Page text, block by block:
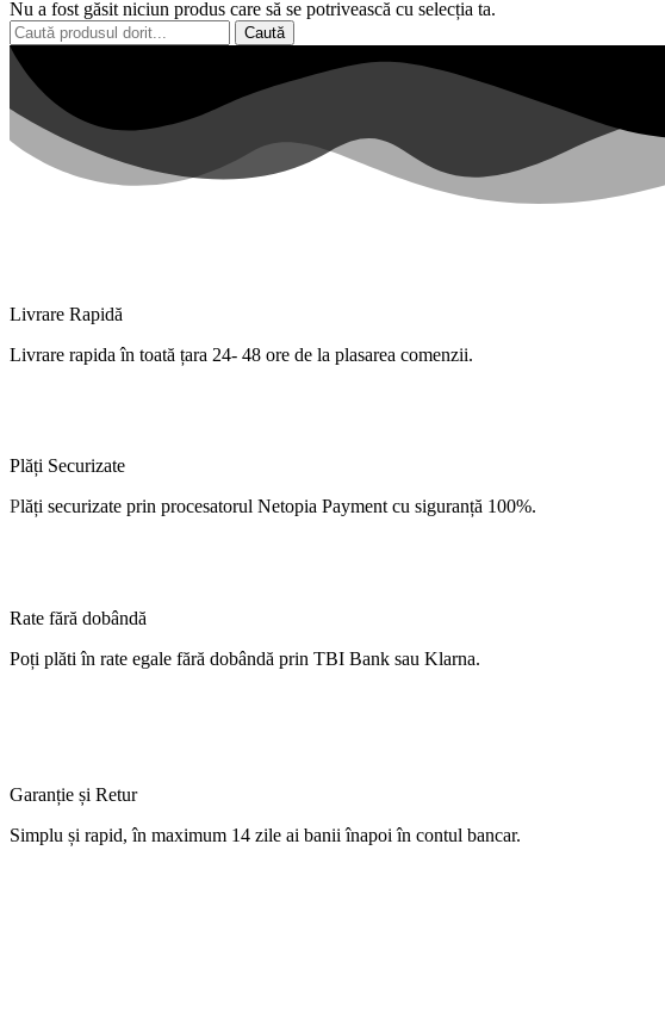
Nu a fost găsit niciun produs care să se potrivească cu selecția ta.
Caută
Livrare Rapidă
Livrare rapida în toată țara 24- 48 ore de la plasarea comenzii.
Plăți Securizate
Plăți securizate prin procesatorul Netopia Payment cu siguranță 100%.
Rate fără dobândă
Poți plăti în rate egale fără dobândă prin TBI Bank sau Klarna.
Garanție și Retur
Simplu și rapid,în maximum 14 zile ai banii înapoi în contul bancar.